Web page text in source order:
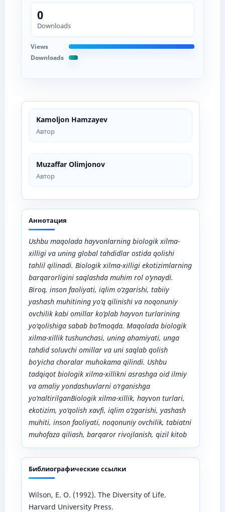
Kamoljon Hamzayev
Автор
Muzaffar Olimjonov
Автор
Аннотация
Ushbu maqolada hayvonlarning biologik xilma-
xilligi va uning global tahdidlar ostida qolishi
tahlil qilinadi. Biologik xilma-xilligi ekotizimlarning
barqarorligini saqlashda muhim rol o‘ynaydi.
Biroq, inson faoliyati, iqlim o‘zgarishi, tabiiy
yashash muhitining yo‘q qilinishi va noqonuniy
ovchilik kabi omillar ko‘plab hayvon turlarining
yo‘qolishiga sabab bo‘lmoqda. Maqolada biologik
xilma-xillik tushunchasi, uning ahamiyati, unga
tahdid soluvchi omillar va uni saqlab qolish
bo‘yicha choralar muhokama qilindi. Ushbu
tadqiqot biologik xilma-xillikni asrashga oid ilmiy
va amaliy yondashuvlarni o‘rganishga
yo‘naltirilganBiologik xilma-xillik, hayvon turlari,
ekotizim, yo‘qolish xavfi, iqlim o‘zgarishi, yashash
muhiti, inson faoliyati, noqonuniy ovchilik, tabiatni
muhofaza qiliash, barqaror rivojlanish, qizil kitob
Библиографические ссылки
Wilson, E. O. (1992). The Diversity of Life.
Harvard University Press.
0
Downloads
Views
Downloads